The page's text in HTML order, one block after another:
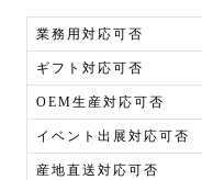
業務用対応可否
ギフト対応可否
OEM生産対応可否
イベント出展対応可否
産地直送対応可否